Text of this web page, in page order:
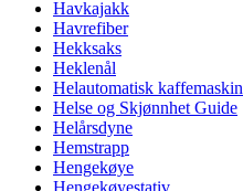
Havkajakk
Havrefiber
Hekksaks
Heklenål
Helautomatisk kaffemaskin
Helse og Skjønnhet Guide
Helårsdyne
Hemstrapp
Hengekøye
Hengekøyestativ